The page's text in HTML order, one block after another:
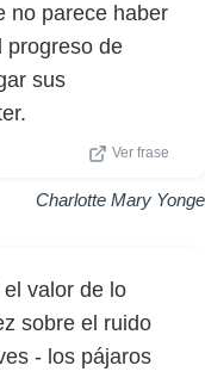
no parece haber
progreso de
sus
Ver frase
Charlotte Mary Yonge
valor de lo
sobre el ruido
- los pájaros